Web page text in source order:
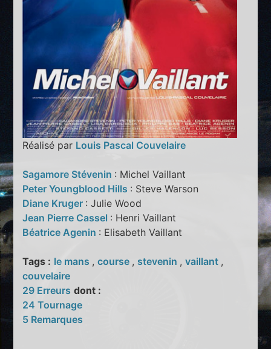
Réalisé par Louis Pascal Couvelaire
Sagamore Stévenin : Michel Vaillant
Peter Youngblood Hills : Steve Warson
Diane Kruger : Julie Wood
Jean Pierre Cassel : Henri Vaillant
Béatrice Agenin : Elisabeth Vaillant
Tags : le mans ,course , stevenin ,vaillant ,
couvelaire
29 Erreurs dont :
24 Tournage
5 Remarques